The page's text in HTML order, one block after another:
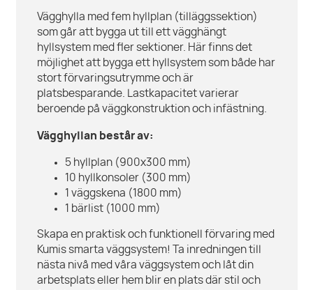
Vägghylla med fem hyllplan (tilläggssektion)
som går att bygga ut till ett vägghängt
hyllsystem med fler sektioner. Här finns det
möjlighet att bygga ett hyllsystem som både har
stort förvaringsutrymme och är
platsbesparande. Lastkapacitet varierar
beroende på väggkonstruktion och infästning.
Vägghyllan består av:
5 hyllplan (900x300 mm)
10 hyllkonsoler (300 mm)
1 väggskena (1800 mm)
1 bärlist (1000 mm)
Skapa en praktisk och funktionell förvaring med
Kumis smarta väggsystem! Ta inredningen till
nästa nivå med våra väggsystem och låt din
arbetsplats eller hem blir en plats där stil och